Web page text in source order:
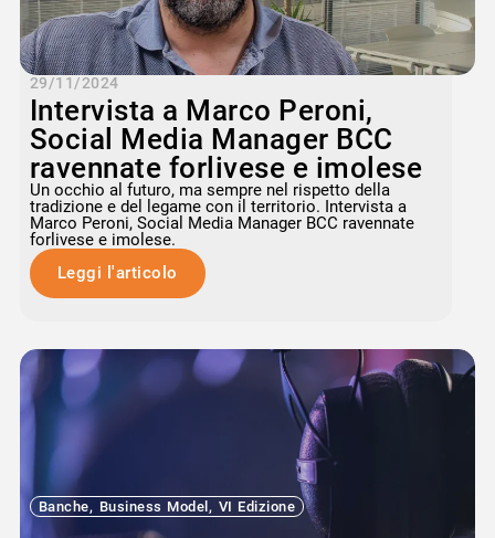
29/11/2024
Intervista a Marco Peroni,
Social Media Manager BCC
ravennate forlivese e imolese
Un occhio al futuro, ma sempre nel rispetto della
tradizione e del legame con il territorio. Intervista a
Marco Peroni, Social Media Manager BCC ravennate
forlivese e imolese.
Leggi l'articolo
Banche, Business Model , VI Edizione